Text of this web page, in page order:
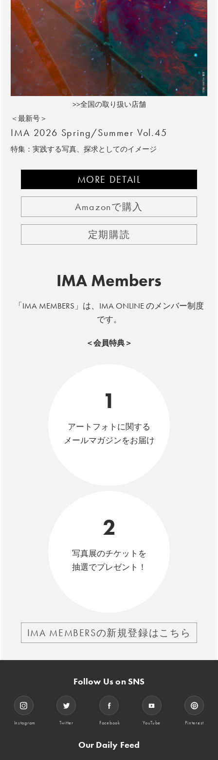
>>全国の取り扱い店舗
＜最新号＞
IMA 2026 Spring/Summer Vol.45
特集：実践する写真、探求としてのイメージ
MORE DETAIL
Amazonで購入
定期購読
IMA Members
「IMA MEMBERS」は、IMA ONLINE のメンバー制度
です。
＜会員特典＞
1
アートフォトに関する
メールマガジンをお届け
2
写真展のチケットを
抽選でプレゼント！
IMA MEMBERSの新規登録はこちら
Follow Us on SNS
Instagram Twitter Facebook YouTube Pinterest
Our Daily Feed